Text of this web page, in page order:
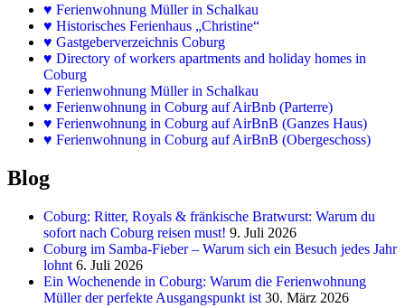
♥ Ferienwohnung Müller in Schalkau
♥ Historisches Ferienhaus „Christine“
♥ Gastgeberverzeichnis Coburg
♥ Directory of workers apartments and holiday homes in
Coburg
♥ Ferienwohnung Müller in Schalkau
♥ Ferienwohnung in Coburg auf AirBnb (Parterre)
♥ Ferienwohnung in Coburg auf AirBnB (Ganzes Haus)
♥ Ferienwohnung in Coburg auf AirBnB (Obergeschoss)
Blog
Coburg: Ritter, Royals & fränkische Bratwurst: Warum du
sofort nach Coburg reisen must! 9. Juli 2026
Coburg im Samba-Fieber – Warum sich ein Besuch jedes Jahr
lohnt 6. Juli 2026
Ein Wochenende in Coburg: Warum die Ferienwohnung
Müller der perfekte Ausgangspunkt ist 30. März 2026